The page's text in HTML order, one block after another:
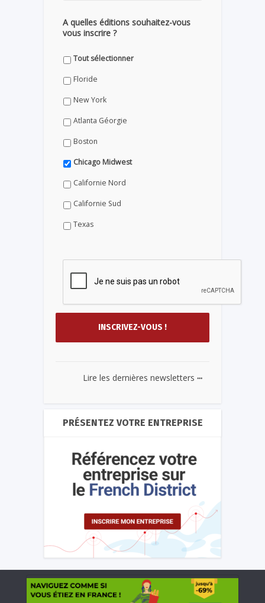
A quelles éditions souhaitez-vous
vous inscrire ?
Tout sélectionner
Floride
New York
Atlanta Géorgie
Boston
Chicago Midwest
Californie Nord
Californie Sud
Texas
Lire les dernières newsletters ...
PRÉSENTEZ VOTRE ENTREPRISE